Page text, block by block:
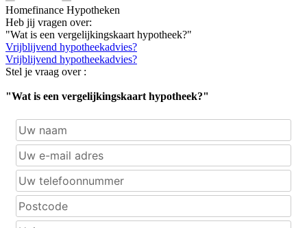
Homefinance Hypotheken
Heb jij vragen over:
"Wat is een vergelijkingskaart hypotheek?"
Vrijblijvend hypotheekadvies?
Vrijblijvend hypotheekadvies?
Stel je vraag over :
"Wat is een vergelijkingskaart hypotheek?"